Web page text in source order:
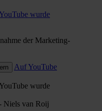
wurde
der Marketing-
Auf YouTube
wurde
Niels van Roij